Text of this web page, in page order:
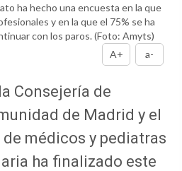
ha hecho una encuesta en la que
y en la que el 75% se ha
con los paros.(Foto: Amyts)
A+
a-
Consejería de
de Madrid y el
médicos y pediatras
ha finalizado este